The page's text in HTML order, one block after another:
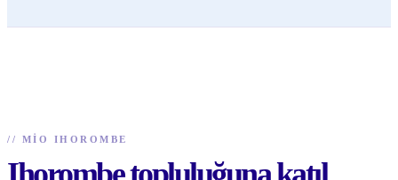
// MIO IHOROMBE